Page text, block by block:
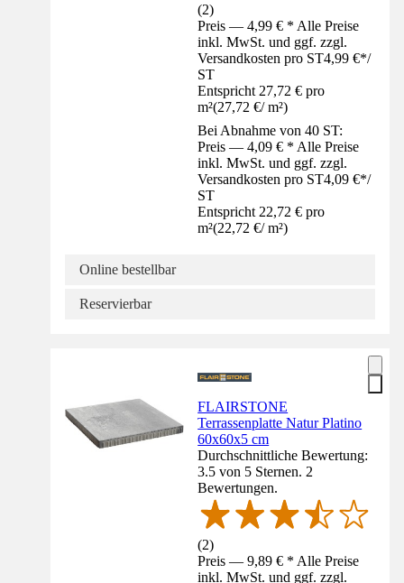
(2)
Preis — 4,99 € * Alle Preise
inkl. MwSt. und ggf. zzgl.
Versandkosten pro ST4,99 €*/
ST
Entspricht 27,72 € pro
m²(27,72 €/ m²)
Bei Abnahme von 40 ST:
Preis — 4,09 € * Alle Preise
inkl. MwSt. und ggf. zzgl.
Versandkosten pro ST4,09 €*/
ST
Entspricht 22,72 € pro
m²(22,72 €/ m²)
Online bestellbar
Reservierbar
FLAIRSTONE
Terrassenplatte Natur Platino
60x60x5 cm
Durchschnittliche Bewertung:
3.5 von 5 Sternen. 2
Bewertungen.
(2)
Preis — 9,89 € * Alle Preise
inkl. MwSt. und ggf. zzgl.